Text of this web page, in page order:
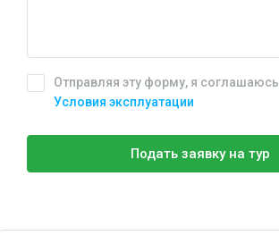
Отправляя эту форму, я соглашаюсь
Условия эксплуатации
Подать заявку на тур